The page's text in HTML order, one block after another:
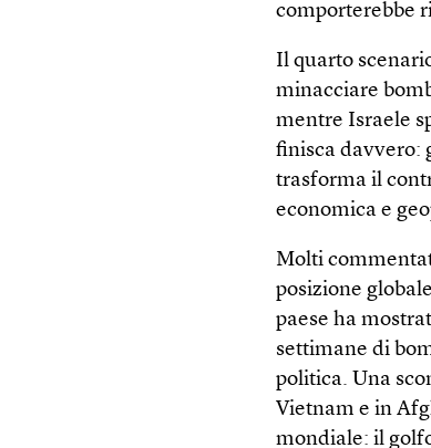
comporterebbe
Il quarto
minacciare
mentre Israele
finisca davvero:
trasforma il
economica e
Molti
posizione
paese ha
settimane di
politica. Una
Vietnam e in
mondiale: il